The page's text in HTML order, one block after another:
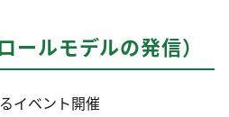
ルモデルの発信）
イベント開催